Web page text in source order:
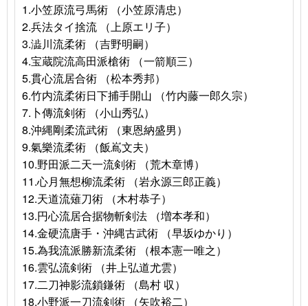
1.小笠原流弓馬術 （小笠原清忠）
2.兵法タイ捨流 （上原エリ子）
3.澁川流柔術 （吉野明嗣）
4.宝蔵院流高田派槍術 （一箭順三）
5.貫心流居合術 （松本秀邦）
6.竹内流柔術日下捕手開山 （竹内藤一郎久宗）
7.卜傳流剣術 （小山秀弘）
8.沖縄剛柔流武術 （東恩納盛男）
9.氣樂流柔術 （飯嶌文夫）
10.野田派二天一流剣術 （荒木章博）
11.心月無想柳流柔術 （岩永源三郎正義）
12.天道流薙刀術 （木村恭子）
13.円心流居合据物斬剣法 （増本孝和）
14.金硬流唐手・沖縄古武術 （早坂ゆかり）
15.為我流派勝新流柔術 （根本憲一唯之）
16.雲弘流剣術 （井上弘道尤雲）
17.二刀神影流鎖鎌術 （島村 収）
18.小野派一刀流剣術 （矢吹裕二）